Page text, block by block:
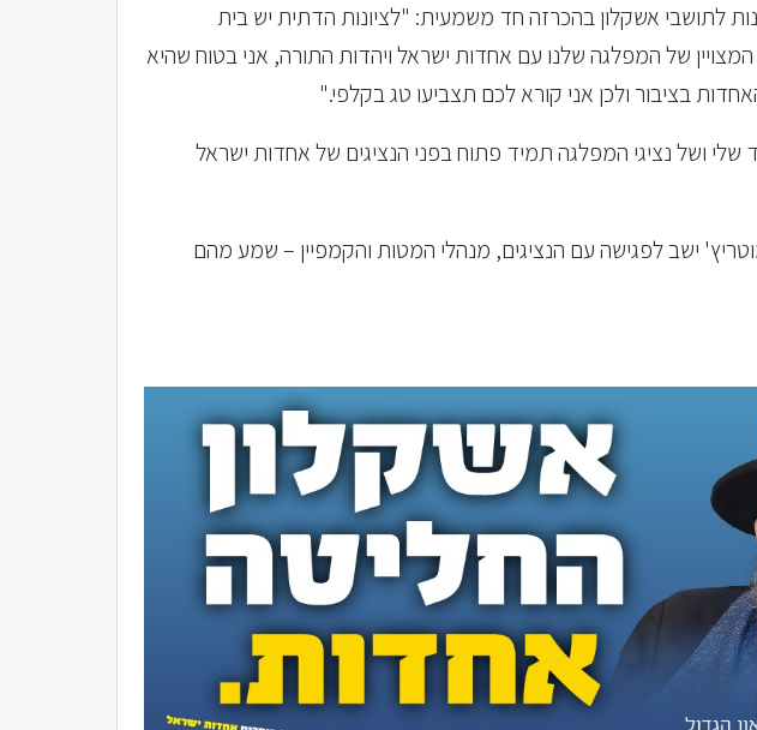
לתושבי אשקלון בהכרזה חד משמעית: "לציונות הדתית יש בית
של המפלגה שלנו עם אחדות ישראל ויהדות התורה, אני בטוח שהיא
בציבור ולכן אני קורא לכם תצביעו טג בקלפי."
ושל נציגי המפלגה תמיד פתוח בפני הנציגים של אחדות ישראל
ישב לפגישה עם הנציגים, מנהלי המטות והקמפיין – שמע מהם